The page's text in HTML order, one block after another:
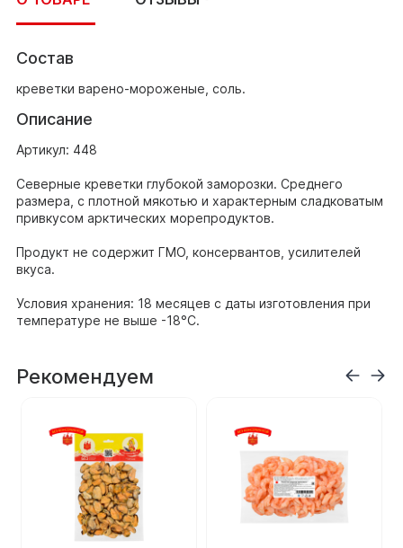
Состав
креветки варено-мороженые, соль.
Описание
Артикул: 448
Северные креветки глубокой заморозки. Среднего
размера, с плотной мякотью и характерным сладковатым
привкусом арктических морепродуктов.
Продукт не содержит ГМО, консервантов, усилителей
вкуса.
Условия хранения: 18 месяцев с даты изготовления при
температуре не выше -18°С.
Рекомендуем